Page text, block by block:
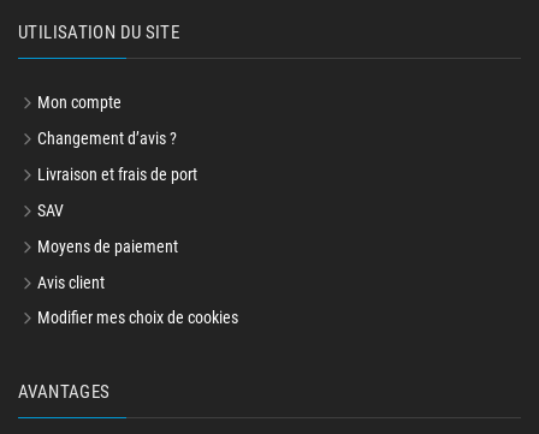
UTILISATION DU SITE
Mon compte
Changement d’avis ?
Livraison et frais de port
SAV
Moyens de paiement
Avis client
Modifier mes choix de cookies
AVANTAGES